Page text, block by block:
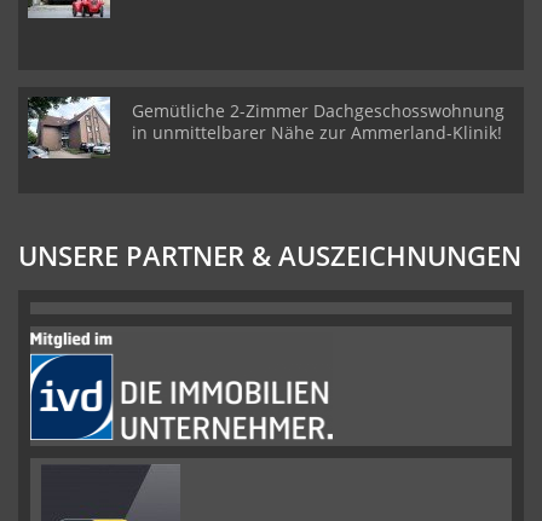
Gemütliche 2-Zimmer Dachgeschosswohnung
in unmittelbarer Nähe zur Ammerland-Klinik!
UNSERE PARTNER & AUSZEICHNUNGEN